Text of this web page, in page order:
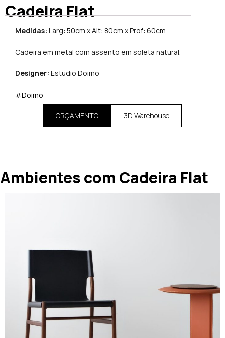
Cadeira Flat
Medidas: Larg: 50cm x Alt: 80cm x Prof: 60cm
Cadeira em metal com assento em soleta natural.
Designer: Estudio Doimo
#Doimo
ORÇAMENTO 3D Warehouse
Ambientes com Cadeira Flat